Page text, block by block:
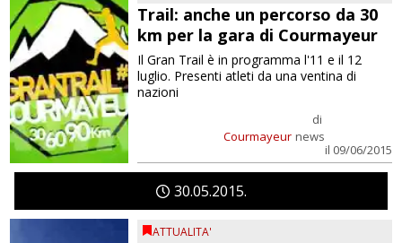
Trail: anche un percorso da 30
km per la gara di Courmayeur
Courmayeur
di
news
il 09/06/2015
Il Gran Trail è in programma l'11 e il 12
luglio. Presenti atleti da una ventina di
nazioni
3005 2015
ATTUALITA'